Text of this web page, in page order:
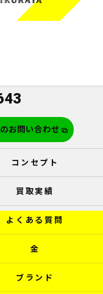
お問い合わせ
コンセプト
買取実績
よくある質問
金
ブランド